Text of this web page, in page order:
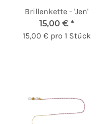
Brillenkette - 'Jen'
15,00 € *
15,00 € pro 1 Stück